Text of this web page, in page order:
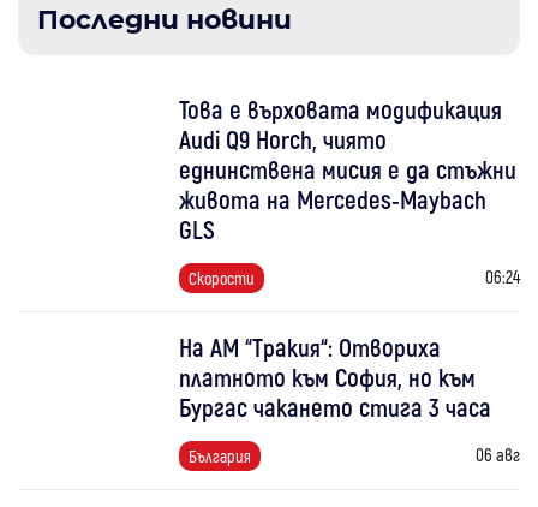
Последни новини
Това е върховата модификация
Audi Q9 Horch, чиято
еднинствена мисия е да стъжни
живота на Mercedes-Maybach
GLS
Скорости 06:24
На АМ “Тракия“: Отвориха
платното към София, но към
Бургас чакането стига 3 часа
България 06 авг